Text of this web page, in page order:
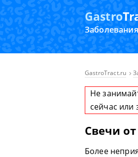
Gastro
GastroTract.ru
Не
сейчас или
Свечи
Более